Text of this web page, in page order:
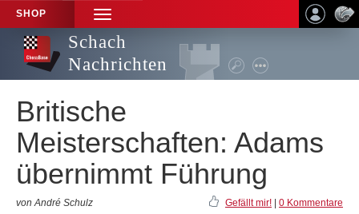
SHOP
TOGGLE
NAVIGATION
Schach
Nachrichten
Britische
Meisterschaften: Adams
übernimmt Führung
von André Schulz Gefällt mir! 0 Kommentare